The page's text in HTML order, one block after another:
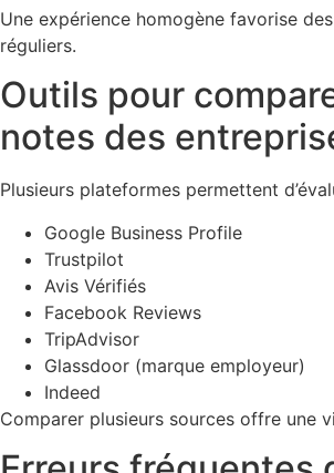
Une expérience homogène favorise
réguliers.
Outils pour
notes des
Plusieurs plateformes permettent
Google Business Profile
Trustpilot
Avis Vérifiés
Facebook Reviews
TripAdvisor
Glassdoor (marque employeur)
Indeed
Comparer plusieurs sources offre une